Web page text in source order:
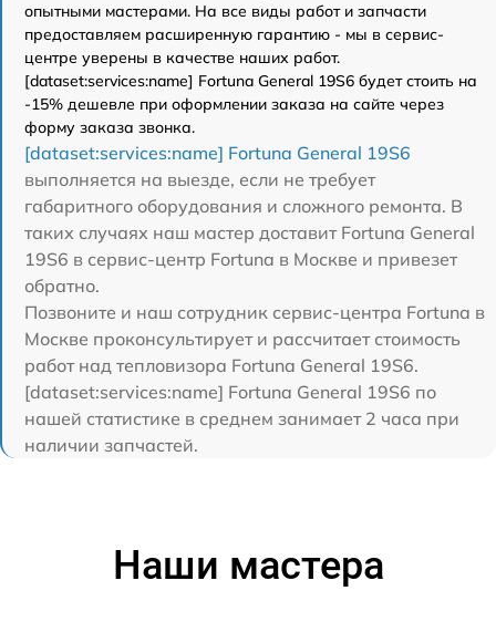
опытными мастерами. На все виды работ и запчасти
предоставляем расширенную гарантию - мы в сервис-
центре уверены в качестве наших работ.
[dataset:services:name] Fortuna General 19S6 будет стоить на
-15% дешевле при оформлении заказа на сайте через
форму заказа звонка.
[dataset:services:name] Fortuna General 19S6
выполняется на выезде, если не требует
габаритного оборудования и сложного ремонта. В
таких случаях наш мастер доставит Fortuna General
19S6 в сервис-центр Fortuna в Москве и привезет
обратно.
Позвоните и наш сотрудник сервис-центра Fortuna в
Москве проконсультирует и рассчитает стоимость
работ над тепловизора Fortuna General 19S6.
[dataset:services:name] Fortuna General 19S6 по
нашей статистике в среднем занимает 2 часа при
наличии запчастей.
Наши мастера